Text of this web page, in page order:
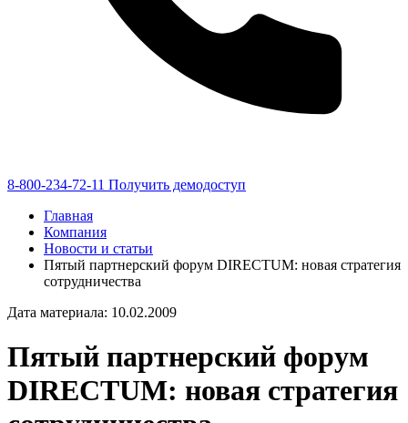
8-800-234-72-11 Получить демодоступ
Главная
Компания
Новости и статьи
Пятый партнерский форум DIRECTUM: новая стратегия
сотрудничества
Дата материала: 10.02.2009
Пятый партнерский форум
DIRECTUM: новая стратегия